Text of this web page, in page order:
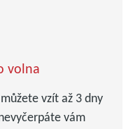
volna
vzít až 3 dny
vám